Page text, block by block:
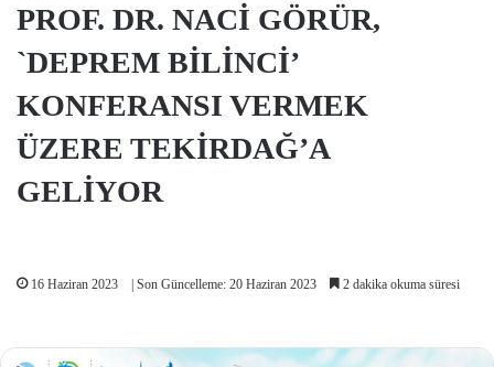
PROF. DR. NACİ GÖRÜR,
`DEPREM BİLİNCİ’
KONFERANSI VERMEK
ÜZERE TEKİRDAĞ’A
GELİYOR
16 Haziran 2023 | Son Güncelleme: 20 Haziran 2023 2 dakika okuma süresi